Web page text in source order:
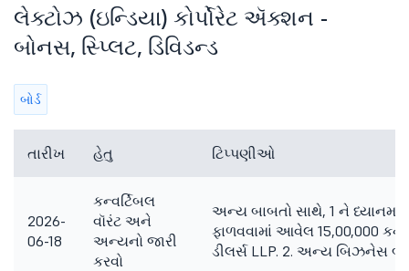
લેક્ટોઝ (ઇન્ડિયા) કોર્પોરેટ ઍક્શન -
બોનસ, સ્પ્લિટ, ડિવિડન્ડ
બોર્ડ
તારીખ હેતુ ટિપ્પણીઓ
2026-
06-18
કન્વર્ટિબલ
વૉરંટ અને
અન્યનો જારી
કરવો
અન્ય બાબતો સાથે, 1 ને ધ્યાનમાં
ફાળવવામાં આવેલ 15,00,000
ડીલર્સ LLP. 2. અન્ય બિઝનેસ